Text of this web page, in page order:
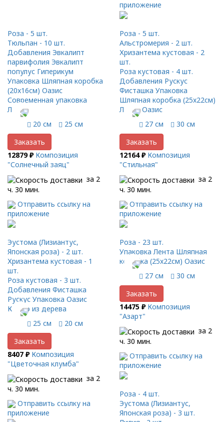
приложение
Роза - 5 шт.
Тюльпан - 10 шт.
Добавления Эвкалипт
парвифолия Эвкалипт
популус Гиперикум
Упаковка Шляпная коробка
(20x16см) Оазис
Современная упаковка
Лента
20 см
25 см
Заказать
12879 ₽ Композиция
"Солнечный заяц"
за 2
ч. 30 мин.
Отправить ссылку на
приложение
Роза - 5 шт.
Альстромерия - 2 шт.
Хризантема кустовая - 2
шт.
Роза кустовая - 4 шт.
Добавления Рускус
Фисташка Упаковка
Шляпная коробка (25x22см)
Лента Оазис
27 см
30 см
Заказать
12164 ₽ Композиция
"Стильная"
за 2
ч. 30 мин.
Отправить ссылку на
приложение
Эустома (Лизиантус,
Японская роза) - 2 шт.
Хризантема кустовая - 1
шт.
Роза кустовая - 3 шт.
Добавления Фисташка
Рускус Упаковка Оазис
Кашпо из дерева
25 см
20 см
Заказать
8407 ₽ Композиция
"Цветочная клумба"
за 2
ч. 30 мин.
Отправить ссылку на
приложение
Роза - 23 шт.
Упаковка Лента Шляпная
коробка (25x22см) Оазис
27 см
30 см
Заказать
14475 ₽ Композиция
"Азарт"
за 2
ч. 30 мин.
Отправить ссылку на
приложение
Роза - 4 шт.
Эустома (Лизиантус,
Японская роза) - 3 шт.